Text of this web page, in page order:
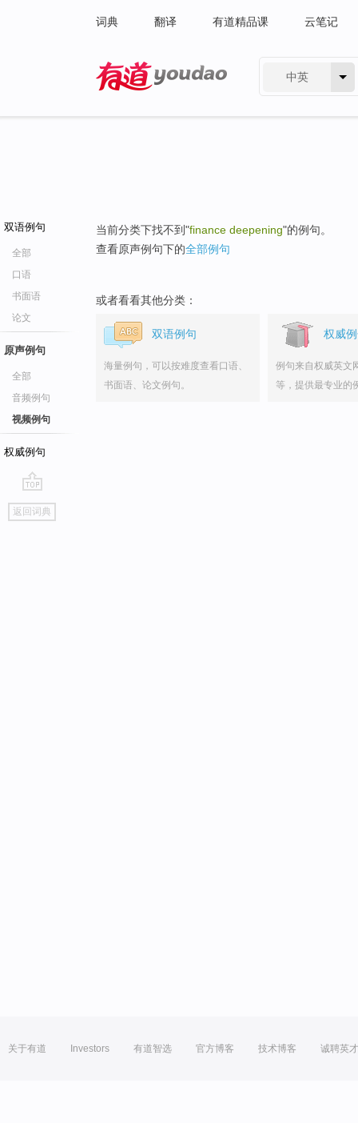
词典 翻译 有道精品课 云笔记
中英
双语例句
全部
口语
书面语
论文
原声例句
全部
音频例句
视频例句
权威例句
go
top
返回词典
当前分类下找不到"finance deepening"的例句。
查看原声例句下的全部例句
或者看看其他分类：
双语例句
海量例句，可以按难度查看口语、
书面语、论文例句。
权威
例句来自权威英文
等，提供最专业的
关于有道 Investors 有道智选 官方博客 技术博客 诚聘英才